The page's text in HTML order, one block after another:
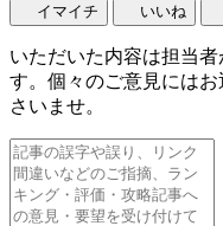
イマイチ いいね
いただいた内容は担当
す。個々のご意見には
さいませ。